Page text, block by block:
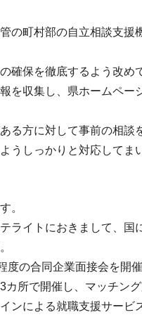
の町村部の自立相談支援
確保を徹底するよう改め
を収集し、県ホームペー
る方に対して事前の相談
うしっかりと対応してま
。
ライトにおきまして、国
の合同企業面接会を開
所で開催し、マッチング
ンによる就職支援サービ